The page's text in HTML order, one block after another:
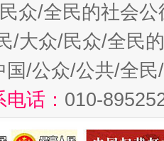
众/全民的社会公
/大众/民众/全民
国/公众/公共/全
话： 010-